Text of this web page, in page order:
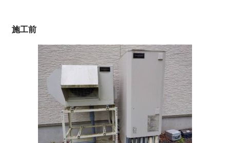
施工前